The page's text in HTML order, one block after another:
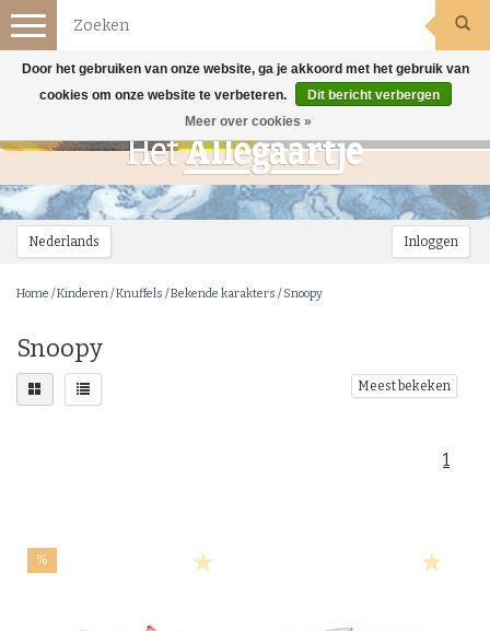
Nederlands Inloggen
Toggle
navigation
Home /Kinderen/Knuffels /Bekende karakters /Snoopy
Snoopy
Meest bekeken
1
%
Door het gebruiken van onze website, ga je akkoord met het gebruik van
cookies om onze website te verbeteren.
Dit bericht verbergen
Meer over cookies »